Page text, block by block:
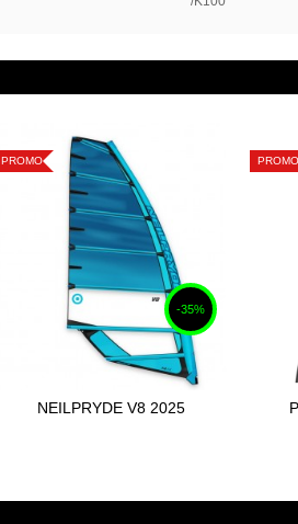
PROMO
-35%
NEILPRYDE V8 2025
PROMO